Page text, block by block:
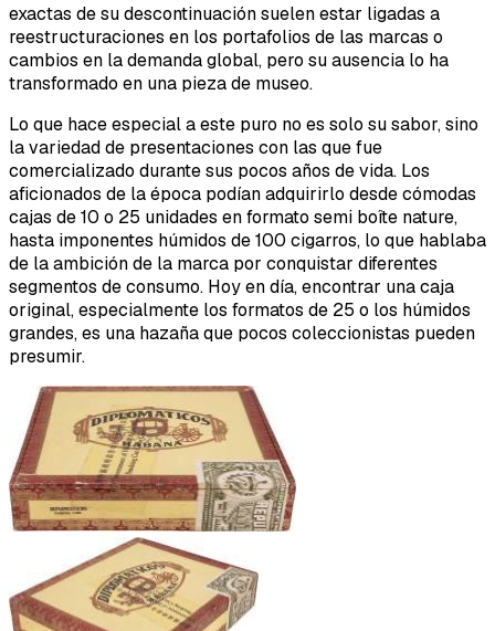
exactas de su descontinuación suelen estar ligadas a
reestructuraciones en los portafolios de las marcas o
cambios en la demanda global, pero su ausencia lo ha
transformado en una pieza de museo.
Lo que hace especial a este puro no es solo su sabor, sino
la variedad de presentaciones con las que fue
comercializado durante sus pocos años de vida. Los
aficionados de la época podían adquirirlo desde cómodas
cajas de 10 o 25 unidades en formato semi boîte nature,
hasta imponentes húmidos de 100 cigarros, lo que hablaba
de la ambición de la marca por conquistar diferentes
segmentos de consumo. Hoy en día, encontrar una caja
original, especialmente los formatos de 25 o los húmidos
grandes, es una hazaña que pocos coleccionistas pueden
presumir.